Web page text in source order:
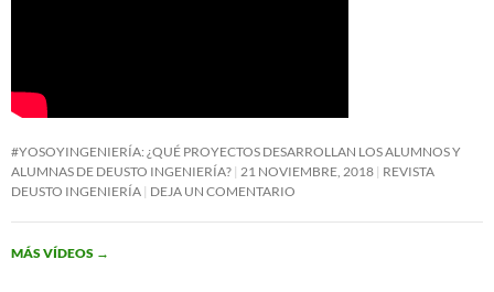
#YOSOYINGENIERÍA: ¿QUÉ PROYECTOS DESARROLLAN LOS ALUMNOS Y
ALUMNAS DE DEUSTO INGENIERÍA? 21 NOVIEMBRE, 2018 REVISTA
DEUSTO INGENIERÍA DEJA UN COMENTARIO
MÁS VÍDEOS →